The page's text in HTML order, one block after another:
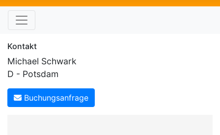
Kontakt
Michael Schwark
D - Potsdam
Buchungsanfrage